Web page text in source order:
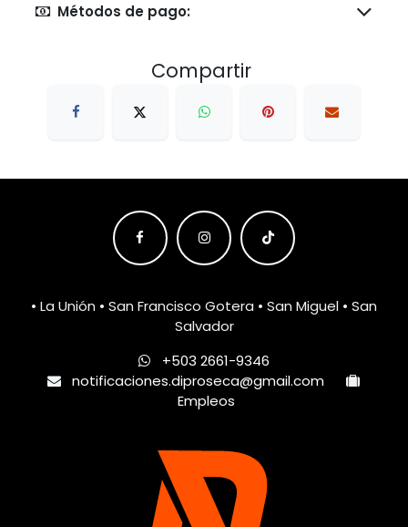
Métodos de pago:
Compartir
• La Unión • San Francisco Gotera • San Miguel • San
Salvador
+503 2661-9346
notificaciones.diproseca@gmail.com
Empleos